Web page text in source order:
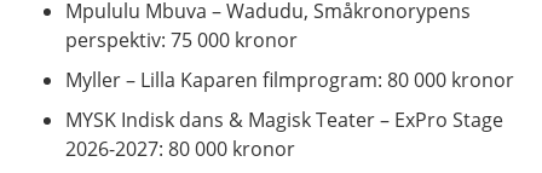
Mpululu Mbuva – Wadudu, Småkronorypens
perspektiv: 75 000 kronor
Myller – Lilla Kaparen filmprogram: 80 000 kronor
MYSK Indisk dans & Magisk Teater – ExPro Stage
2026-2027: 80 000 kronor